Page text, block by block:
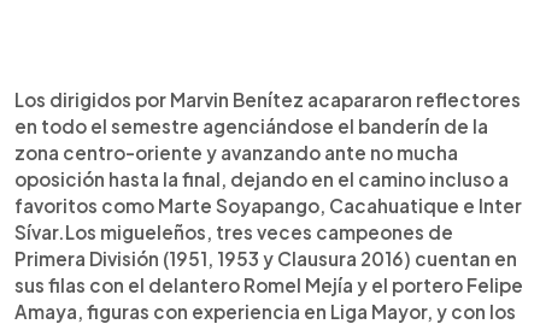
Los dirigidos por Marvin Benítez acapararon reflectores
en todo el semestre agenciándose el banderín de la
zona centro-oriente y avanzando ante no mucha
oposición hasta la final, dejando en el camino incluso a
favoritos como Marte Soyapango, Cacahuatique e Inter
Sívar.Los migueleños, tres veces campeones de
Primera División (1951, 1953 y Clausura 2016) cuentan en
sus filas con el delantero Romel Mejía y el portero Felipe
Amaya, figuras con experiencia en Liga Mayor, y con los